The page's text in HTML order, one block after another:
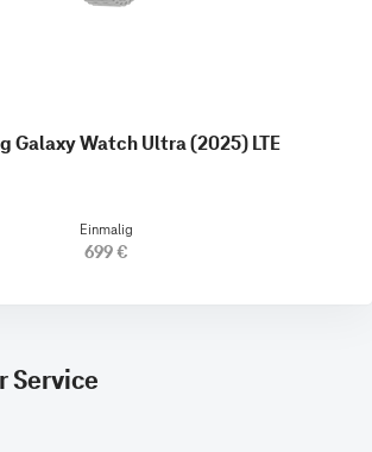
Galaxy Watch Ultra (2025) LTE
Einmalig
699 €
Service